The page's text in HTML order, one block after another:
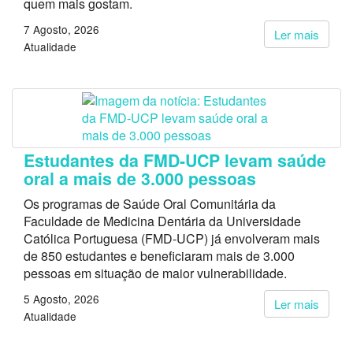
Ler mais
7 Agosto, 2026
Atualidade
Estudantes da FMD-UCP levam saúde
oral a mais de 3.000 pessoas
Os programas de Saúde Oral Comunitária da
Faculdade de Medicina Dentária da Universidade
Católica Portuguesa (FMD-UCP) já envolveram mais
de 850 estudantes e beneficiaram mais de 3.000
pessoas em situação de maior vulnerabilidade.
Ler mais
5 Agosto, 2026
Atualidade